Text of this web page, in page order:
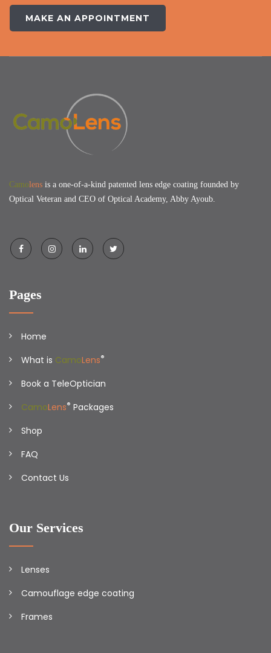
MAKE AN APPOINTMENT
Camolens is a one-of-a-kind patented lens edge coating founded by
Optical Veteran and CEO of Optical Academy, Abby Ayoub.
Pages
Home
What is CamoLens®
Book a TeleOptician
CamoLens® Packages
Shop
FAQ
Contact Us
Our Services
Lenses
Camouflage edge coating
Frames